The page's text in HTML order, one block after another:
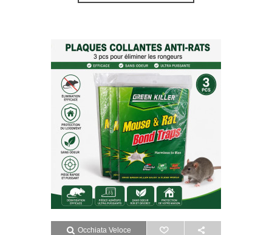
Occhiata Veloce